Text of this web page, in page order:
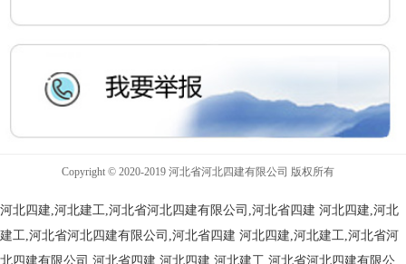
Copyright © 2020-2019 河北省河北四建有限公司 版权所有
河北四建,河北建工,河北省河北四建有限公司,河北省四建 河北四建,河北
建工,河北省河北四建有限公司,河北省四建 河北四建,河北建工,河北省河
北四建有限公司,河北省四建 河北四建,河北建工,河北省河北四建有限公